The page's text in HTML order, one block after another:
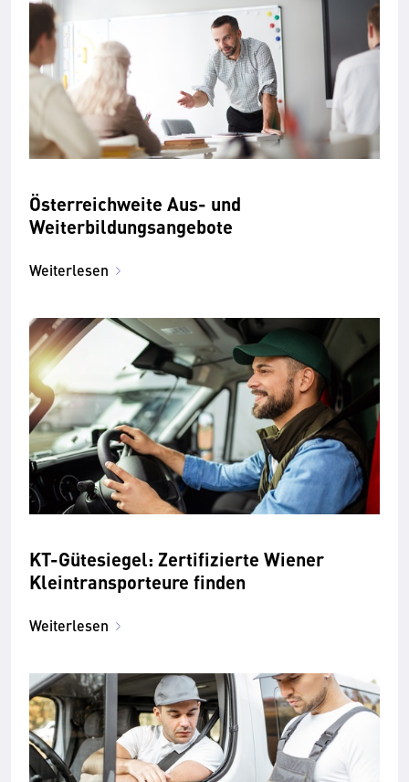
Österreichweite Aus- und
Weiterbildungsangebote
Weiterlesen
KT-Gütesiegel: Zertifizierte Wiener
Kleintransporteure finden
Weiterlesen